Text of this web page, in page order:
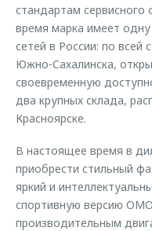
стандартам
время марка имеет
сетей в России: по всей
Южно-Сахалинска,
своевременную
два крупных склада,
Красноярске.
В настоящее время в
приобрести стильный
яркий и
спортивную версию
производительным